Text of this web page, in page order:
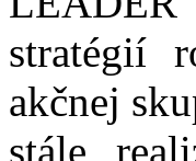
stratégií
akčnej
stále